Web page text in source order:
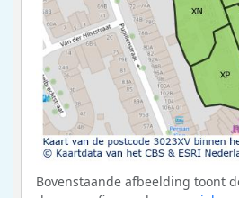
Bovenstaande afbeelding toont